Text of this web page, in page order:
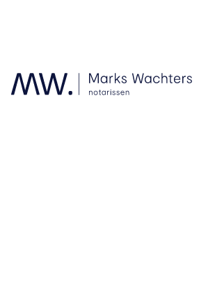
Huwelijk,
Als je gaat samenwonen zonder
of geregistreerd partnerschap